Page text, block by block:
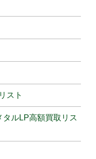
スト
ルLP高額買取リス